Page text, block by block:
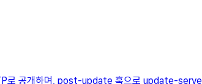
로 공개하며, post-update 훅으로 update-